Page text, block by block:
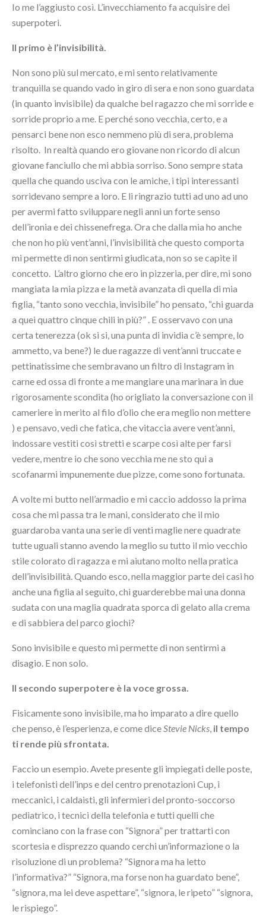
Io me l’aggiusto così. L’invecchiamento fa acquisire dei
superpoteri.
Il primo è l’invisibilità.
Non sono più sul mercato, e mi sento relativamente
tranquilla se quando vado in giro di sera e non sono guardata
(in quanto invisibile) da qualche bel ragazzo che mi sorride e
sorride proprio a me. E perché sono vecchia, certo, e a
pensarci bene non esco nemmeno più di sera, problema
risolto. In realtà quando ero giovane non ricordo di alcun
giovane fanciullo che mi abbia sorriso. Sono sempre stata
quella che quando usciva con le amiche, i tipi interessanti
sorridevano sempre a loro. E li ringrazio tutti ad uno ad uno
per avermi fatto sviluppare negli anni un forte senso
dell’ironia e dei chissenefrega. Ora che dalla mia ho anche
che non ho più vent’anni, l’invisibilità che questo comporta
mi permette di non sentirmi giudicata, non so se capite il
concetto. L’altro giorno che ero in pizzeria, per dire, mi sono
mangiata la mia pizza e la metà avanzata di quella di mia
figlia, “tanto sono vecchia, invisibile” ho pensato, “chi guarda
a quei quattro cinque chili in più?” . E osservavo con una
certa tenerezza (ok si si, una punta di invidia c’è sempre, lo
ammetto, va bene?) le due ragazze di vent’anni truccate e
pettinatissime che sembravano un filtro di Instagram in
carne ed ossa di fronte a me mangiare una marinara in due
rigorosamente scondita (ho origliato la conversazione con il
cameriere in merito al filo d’olio che era meglio non mettere
) e pensavo, vedi che fatica, che vitaccia avere vent’anni,
indossare vestiti così stretti e scarpe così alte per farsi
vedere, mentre io che sono vecchia me ne sto qui a
scofanarmi impunemente due pizze, come sono fortunata.
A volte mi butto nell’armadio e mi caccio addosso la prima
cosa che mi passa tra le mani, considerato che il mio
guardaroba vanta una serie di venti maglie nere quadrate
tutte uguali stanno avendo la meglio su tutto il mio vecchio
stile colorato di ragazza e mi aiutano molto nella pratica
dell’invisibilità. Quando esco, nella maggior parte dei casi ho
anche una figlia al seguito, chi guarderebbe mai una donna
sudata con una maglia quadrata sporca di gelato alla crema
e di sabbiera del parco giochi?
Sono invisibile e questo mi permette di non sentirmi a
disagio. E non solo.
Il secondo superpotere è la voce grossa.
Fisicamente sono invisibile, ma ho imparato a dire quello
che penso, è l’esperienza, e come diceStevie Nicks, il tempo
ti rende più sfrontata.
Faccio un esempio. Avete presente gli impiegati delle poste,
i telefonisti dell’inps e del centro prenotazioni Cup, i
meccanici, i caldaisti, gli infermieri del pronto-soccorso
pediatrico, i tecnici della telefonia e tutti quelli che
cominciano con la frase con “Signora” per trattarti con
scortesia e disprezzo quando cerchi un’informazione o la
risoluzione di un problema? “Signora ma ha letto
l’informativa?” “Signora, ma forse non ha guardato bene”,
“signora, ma lei deve aspettare”, “signora, le ripeto” “signora,
le rispiego”.